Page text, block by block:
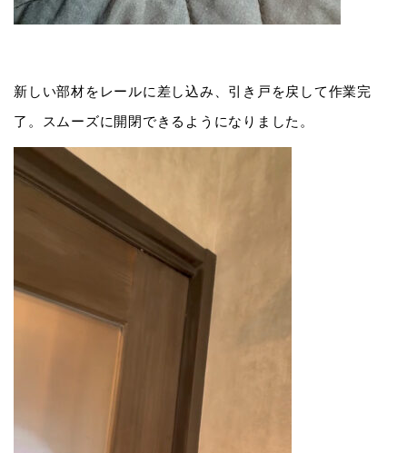
新しい部材をレールに差し込み、引き戸を戻して作業完
了。スムーズに開閉できるようになりました。